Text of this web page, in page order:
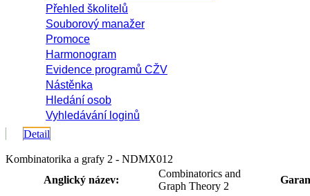
Přehled školitelů
Souborový manažer
Promoce
Harmonogram
Evidence programů CŽV
Nástěnka
Hledání osob
Vyhledávání loginů
Detail
Kombinatorika a grafy 2 - NDMX012
Anglický název:
Combinatorics and
Graph Theory 2